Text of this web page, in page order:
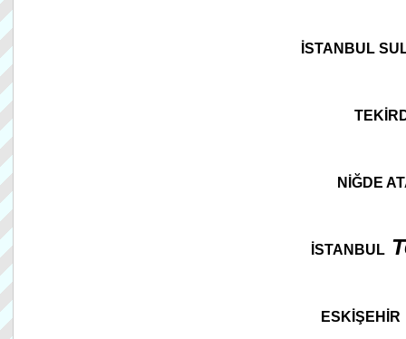
İSTANBUL
NİĞDE
İSTANBUL
ESKİŞEHİR